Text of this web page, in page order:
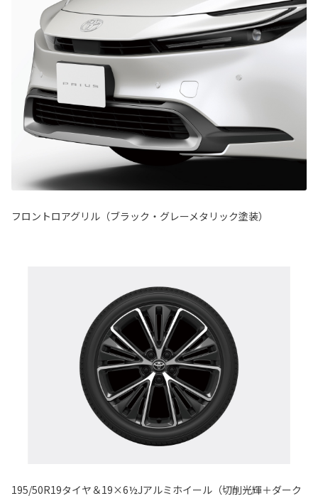
フロントロアグリル（ブラック・グレーメタリック塗装）
195/50R19タイヤ＆19×6½Jアルミホイール（切削光輝＋ダーク